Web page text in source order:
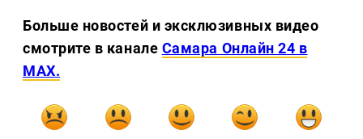
Больше новостей и эксклюзивных видео
смотрите в канале Самара Онлайн 24 в
MAX.